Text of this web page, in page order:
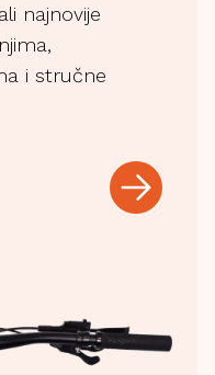
najnovije
i stručne